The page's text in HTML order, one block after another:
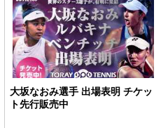
大坂なおみ選手 出場表明 チケッ
ト先行販売中